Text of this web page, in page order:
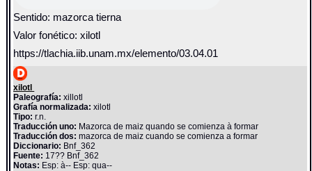
Sentido: mazorca tierna
Valor fonético: xilotl
https://tlachia.iib.unam.mx/elemento/03.04.01
xilotl
Paleografía: xillotl
Grafía normalizada: xilotl
Tipo: r.n.
Traducción uno: Mazorca de maiz quando se comienza à formar
Traducción dos: mazorca de maiz cuando se comienza a formar
Diccionario: Bnf_362
Fuente: 17?? Bnf_362
Notas: Esp: à-- Esp: qua--